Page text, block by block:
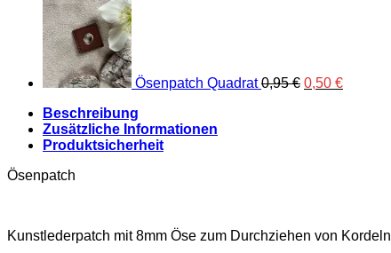
Ösenpatch Quadrat 0,95€ 0,50 €
Beschreibung
Zusätzliche Informationen
Produktsicherheit
Ösenpatch
Kunstlederpatch mit 8mm Öse zum Durchziehen von Kordeln